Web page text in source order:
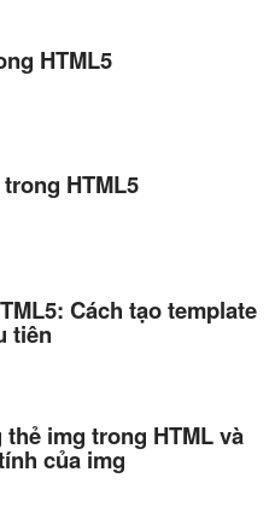
HTML5
HTML5
Cách tạo template
tiên
thẻ img trong HTML và
của img